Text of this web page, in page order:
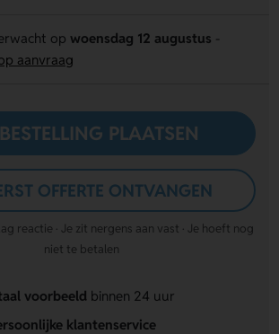
op woensdag 12 augustus
aanvraag
BESTELLING PLAATSEN
OFFERTE ONTVANGEN
reactie · Je zit nergens aan vast · Je hoeft nog
niet te betalen
voorbeeld binnen 24 uur
klantenservice